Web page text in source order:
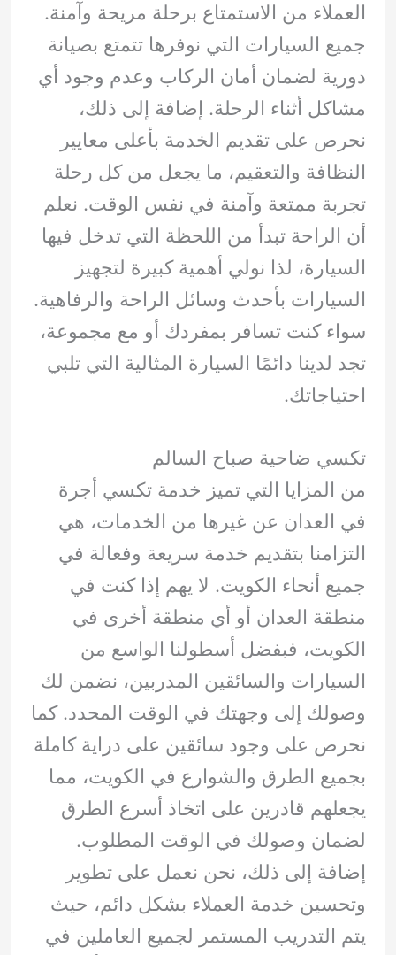
العملاء من الاستمتاع برحلة مريحة وآمنة.
جميع السيارات التي نوفرها تتمتع بصيانة
دورية لضمان أمان الركاب وعدم وجود أي
مشاكل أثناء الرحلة. إضافة إلى ذلك،
نحرص على تقديم الخدمة بأعلى معايير
النظافة والتعقيم، ما يجعل من كل رحلة
تجربة ممتعة وآمنة في نفس الوقت. نعلم
أن الراحة تبدأ من اللحظة التي تدخل فيها
السيارة، لذا نولي أهمية كبيرة لتجهيز
السيارات بأحدث وسائل الراحة والرفاهية.
سواء كنت تسافر بمفردك أو مع مجموعة،
تجد لدينا دائمًا السيارة المثالية التي تلبي
احتياجاتك.
تكسي ضاحية صباح السالم
من المزايا التي تميز خدمة تكسي أجرة
في العدان عن غيرها من الخدمات، هي
التزامنا بتقديم خدمة سريعة وفعالة في
جميع أنحاء الكويت. لا يهم إذا كنت في
منطقة العدان أو أي منطقة أخرى في
الكويت، فبفضل أسطولنا الواسع من
السيارات والسائقين المدربين، نضمن لك
وصولك إلى وجهتك في الوقت المحدد. كما
نحرص على وجود سائقين على دراية كاملة
بجميع الطرق والشوارع في الكويت، مما
يجعلهم قادرين على اتخاذ أسرع الطرق
لضمان وصولك في الوقت المطلوب.
إضافة إلى ذلك، نحن نعمل على تطوير
وتحسين خدمة العملاء بشكل دائم، حيث
يتم التدريب المستمر لجميع العاملين في